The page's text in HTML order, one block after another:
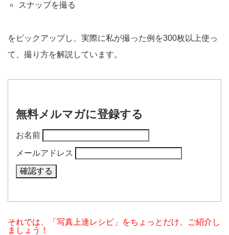
スナップを撮る
をピックアップし、実際に私が撮った例を300枚以上使っ
て、撮り方を解説しています。
無料メルマガに登録する
お名前
メールアドレス
それでは、「写真上達レシピ」をちょっとだけ、ご紹介し
ましょう！